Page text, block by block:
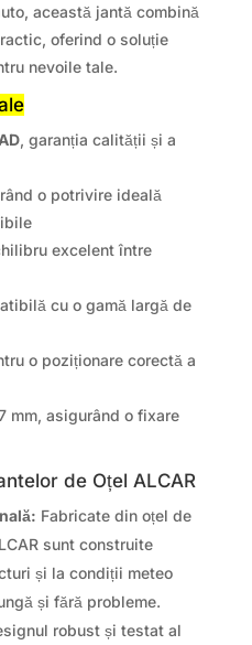
această jantă combină
oferind o soluție
nevoile tale.
, garanția calității și a
o potrivire ideală
excelent între
cu o gamă largă de
o poziționare corectă a
mm, asigurând o fixare
de Oțel ALCAR
Fabricate din oțel de
sunt construite
și la condiții meteo
și fără probleme.
robust și testat al